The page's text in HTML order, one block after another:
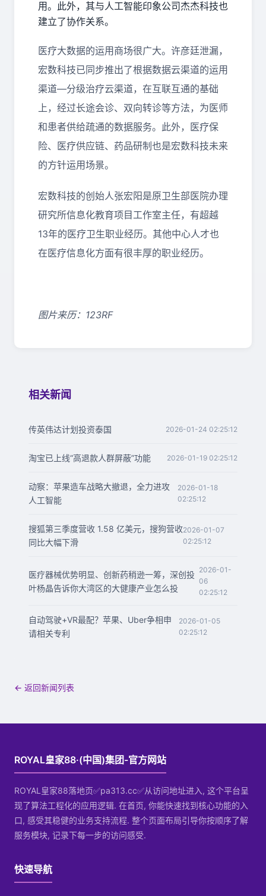
用。此外，其与人工智能印象公司杰杰科技也
建立了协作关系。
医疗大数据的运用商场很广大。许彦廷泄漏，
宏数科技已同步推出了根据数据云渠道的运用
渠道—分级治疗云渠道，在互联互通的基础
上，经过长途会诊、双向转诊等方法，为医师
和患者供给疏通的数据服务。此外，医疗保
险、医疗供应链、药品研制也是宏数科技未来
的方针运用场景。
宏数科技的创始人张宏阳是原卫生部医院办理
研究所信息化教育项目工作室主任，有超越
13年的医疗卫生职业经历。其他中心人才也
在医疗信息化方面有很丰厚的职业经历。
图片来历：123RF
相关新闻
传英伟达计划投资泰国 2026-01-24 02:25:12
淘宝已上线“高退款人群屏蔽”功能 2026-01-19 02:25:12
动察：苹果造车战略大撤退，全力进攻
人工智能
2026-01-18
02:25:12
搜狐第三季度营收 1.58 亿美元，搜狗营收
同比大幅下滑
2026-01-07
02:25:12
医疗器械优势明显、创新药稍逊一筹，深创投
叶杨晶告诉你大湾区的大健康产业怎么投
2026-01-
06
02:25:12
自动驾驶+VR最配？苹果、Uber争相申
请相关专利
2026-01-05
02:25:12
← 返回新闻列表
ROYAL皇家88·(中国)集团-官方网站
ROYAL皇家88落地页✅pa313.cc✅从访问地址进入, 这个平台呈
现了算法工程化的应用逻辑. 在首页, 你能快速找到核心功能的入
口, 感受其稳健的业务支持流程. 整个页面布局引导你按顺序了解
服务模块, 记录下每一步的访问感受.
快速导航